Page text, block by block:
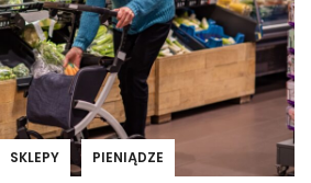
SKLEPY PIENIĄDZE